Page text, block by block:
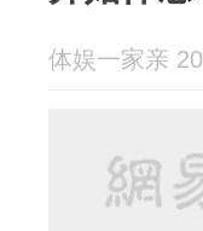
体娱一家亲